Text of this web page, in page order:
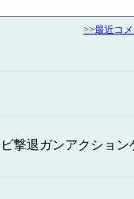
>>最近コ
撃退ガンアクション